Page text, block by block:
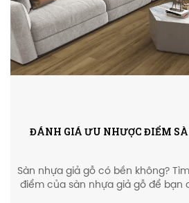
ĐÁNH GIÁ ƯU NHƯỢC ĐIỂM
Sàn nhựa giả gỗ có bền không?
điểm của sàn nhựa giả gỗ để bạn